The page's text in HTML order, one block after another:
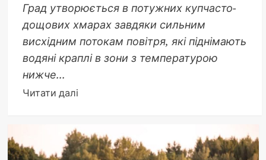
Град утворюється в потужних купчасто-
дощових хмарах завдяки сильним
висхідним потокам повітря, які піднімають
водяні краплі в зони з температурою
нижче...
Читати даліДокладніше
утворюється
град: